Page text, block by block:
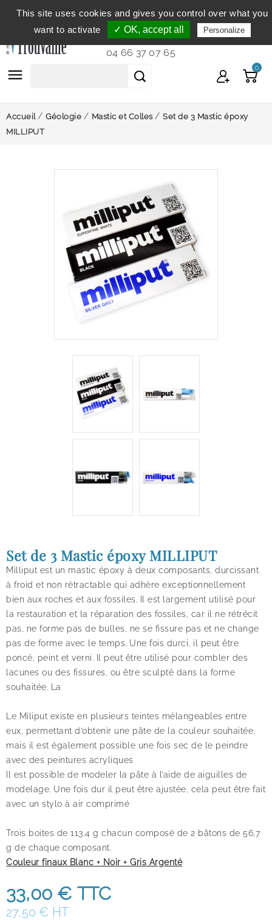
Service clientèle
du lundi au vendredi de 9h à 12h et
de 14h à 18h...
04 66 37 07 65
 0
Accueil Géologie Mastic et Colles
Set de 3 Mastic époxy
MILLIPUT
Set de 3 Mastic époxy MILLIPUT
Milliput est un mastic époxy à deux composants, durcissant
à froid et non rétractable qui adhère exceptionnellement
bien aux roches et aux fossiles. Il est largement utilisé pour
la restauration et la réparation des fossiles, car il ne rétrécit
pas, ne forme pas de bulles, ne se fissure pas et ne change
pas de forme avec le temps. Une fois durci, il peut être
poncé, peint et verni. Il peut être utilisé pour combler des
lacunes ou des fissures, ou être sculpté dans la forme
souhaitée. La
Le Miliput existe en plusieurs teintes mélangeables entre
eux, permettant d’obtenir une pâte de la couleur souhaitée,
mais il est également possible une fois sec de le peindre
avec des peintures acryliques
Il est possible de modeler la pâte à l’aide de aiguilles de
modelage. Une fois dur il peut être ajustée, cela peut être fait
avec un stylo à air comprimé
Trois boites de 113,4 g chacun composé de 2 bâtons de 56,7
g de chaque composant.
Couleur finaux Blanc + Noir + Gris Argenté
33,00 € TTC
27,50 € HT
This site uses cookies and gives you control over what you
want to activate
✓ OK, accept all Personalize